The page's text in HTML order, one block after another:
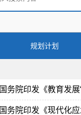
规划计划
国务院印发《教育发展
国务院印发《现代化